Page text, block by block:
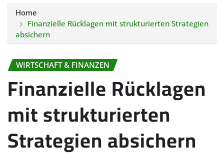
Home
Finanzielle Rücklagen mit strukturierten Strategien
absichern
WIRTSCHAFT & FINANZEN
Finanzielle Rücklagen
mit strukturierten
Strategien absichern